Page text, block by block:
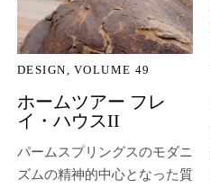
DESIGN VOLUME 49
ホームツアー フレ
イ・ハウスII
パームスプリングスのモダニ
ズムの精神的中心となった質